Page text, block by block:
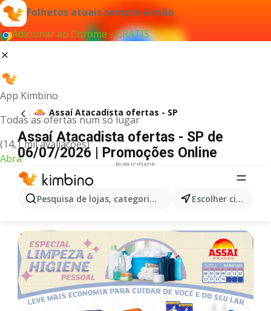
Folhetos atuais sempre à mão
Adicionar ao Chrome - GRÁTIS
App Kimbino
Todas as ofertas num só lugar
(14,1 mil avaliações)
Abra
Pesquisa de lojas, categorias,produtos... Escolher cidade
Assaí Atacadista ofertas - SP
Assaí Atacadista ofertas - SP de
06/07/2026 | Promoções Online
PUBLICIDADE